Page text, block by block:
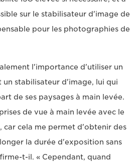
sur le stabilisateur d'image de
pour les photographies de
l'importance d'utiliser un
stabilisateur d'image, lui qui
de ses paysages à main levée.
de vue à main levée avec le
car cela me permet d'obtenir des
la durée d'exposition sans
t-il. « Cependant, quand